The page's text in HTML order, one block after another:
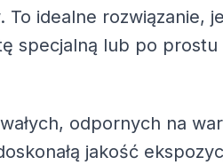
To idealne rozwiązanie,
specjalną lub po
odpornych na
jakość